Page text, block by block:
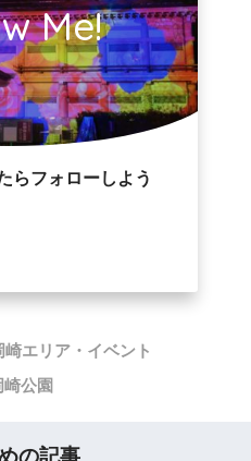
Me!
らフォローしよう
エリア・イベント
崎公園